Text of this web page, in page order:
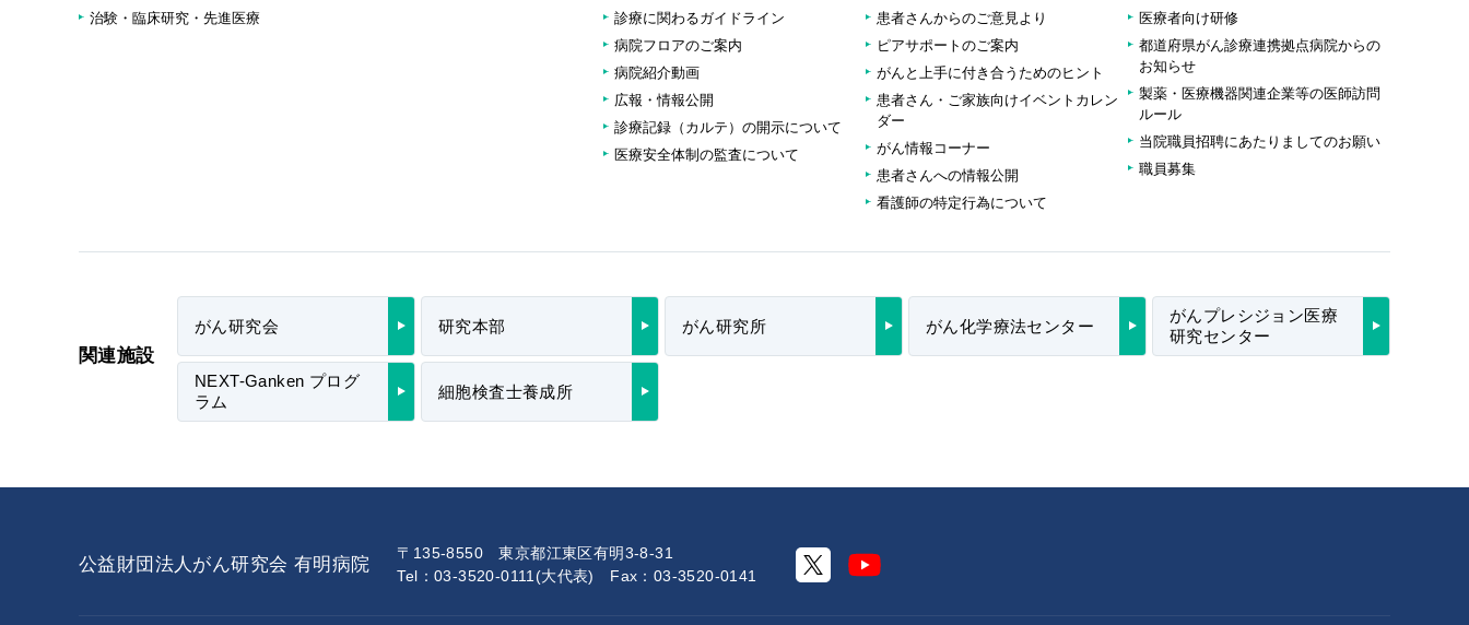
治験・臨床研究・先進医療
診療に関わるガイドライン
病院フロアのご案内
病院紹介動画
広報・情報公開
診療記録（カルテ）の開示について
医療安全体制の監査について
患者さんからのご意見より
ピアサポートのご案内
がんと上手に付き合うためのヒント
患者さん・ご家族向けイベントカレン
ダー
がん情報コーナー
患者さんへの情報公開
看護師の特定行為について
医療者向け研修
都道府県がん診療連携拠点病院からの
お知らせ
製薬・医療機器関連企業等の医師訪問
ルール
当院職員招聘にあたりましてのお願い
職員募集
関連施設
がん研究会 研究本部 がん研究所 がん化学療法センター
がんプレシジョン医療
研究センター
NEXT-Ganken プログ
ラム
細胞検査士養成所
公益財団法人がん研究会 有明病院
〒135-8550 東京都江東区有明3-8-31
Tel：03-3520-0111(大代表) Fax：03-3520-0141